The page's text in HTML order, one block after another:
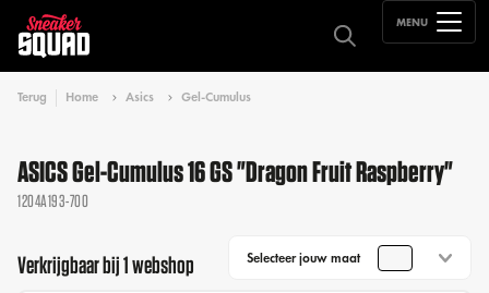
MENU
Terug Home Asics Gel-Cumulus
ASICS Gel-Cumulus 16 GS "Dragon Fruit Raspberry"
1204A193-700
Verkrijgbaar bij 1 webshop Selecteer jouw maat